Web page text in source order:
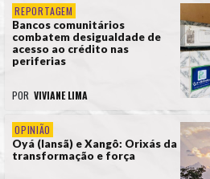
REPORTAGEM
Bancos comunitários
combatem desigualdade de
acesso ao crédito nas
periferias
POR VIVIANE LIMA
OPINIÃO
Oyá (Iansã) e Xangô: Orixás da
transformação e força